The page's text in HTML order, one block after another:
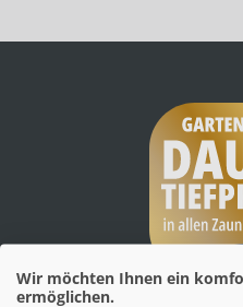
Wir möchten Ihnen ein
ermöglichen.